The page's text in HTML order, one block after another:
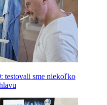
testovali sme niekoľko